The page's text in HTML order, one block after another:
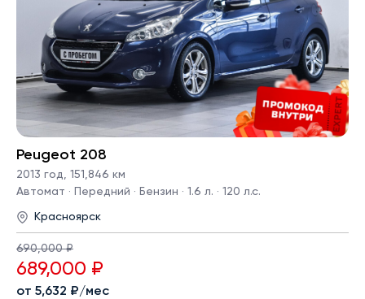
Peugeot 208
2013 год, 151,846 км
Автомат · Передний · Бензин · 1.6 л. · 120 л.с.
Красноярск
690,000 ₽
689,000 ₽
от 5,632 ₽/мес